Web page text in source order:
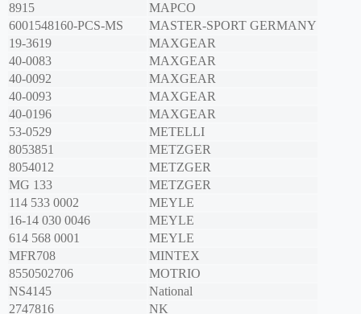
8915
MAPCO
6001548160-PCS-MS
MASTER-SPORT GERMANY
19-3619
MAXGEAR
40-0083
MAXGEAR
40-0092
MAXGEAR
40-0093
MAXGEAR
40-0196
MAXGEAR
53-0529
METELLI
8053851
METZGER
8054012
METZGER
MG 133
METZGER
114 533 0002
MEYLE
16-14 030 0046
MEYLE
614 568 0001
MEYLE
MFR708
MINTEX
8550502706
MOTRIO
NS4145
National
2747816
NK